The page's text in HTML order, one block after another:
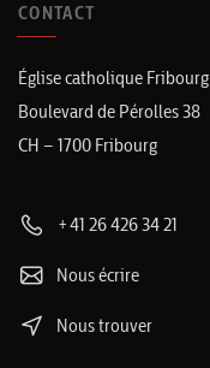
CONTACT
Église catholique Fribourg
Boulevard de Pérolles 38
CH – 1700 Fribourg
+41 26 426 34 21
Nous écrire
Nous trouver